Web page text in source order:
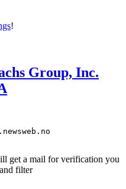
!
Group, Inc.
get a mail for verification you
filter